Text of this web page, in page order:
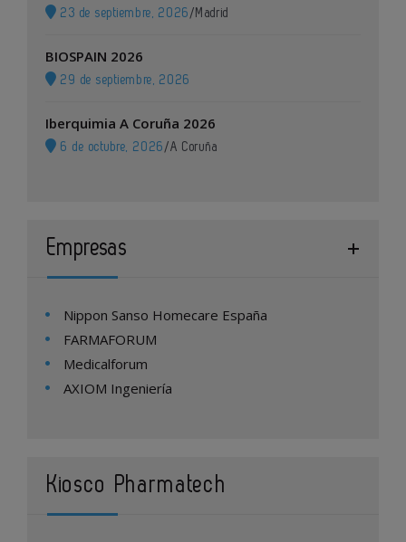
23 de septiembre, 2026 / Madrid
BIOSPAIN 2026
29 de septiembre, 2026
Iberquimia A Coruña 2026
6 de octubre, 2026 /A Coruña
Empresas
Nippon Sanso Homecare España
FARMAFORUM
Medicalforum
AXIOM Ingeniería
Kiosco Pharmatech